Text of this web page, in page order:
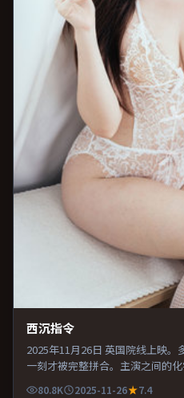
西沉指令
2025年11月26日 英国院线上映
一刻才被完整拼合。主演之间的
穿全片。既有类型片爽感，也保
80.8K 2025-11-26
7.4